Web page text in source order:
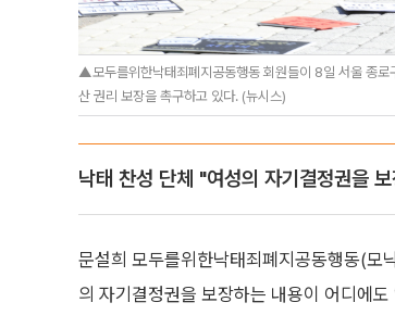
▲모두를위한낙태죄폐지공동행동 회원들이 8일 서울 종로
산 권리 보장을 촉구하고 있다. (뉴시스)
낙태 찬성 단체 "여성의 자기결정권을
문설희 모두를위한낙태죄폐지공동행동(모
의 자기결정권을 보장하는 내용이 어디에